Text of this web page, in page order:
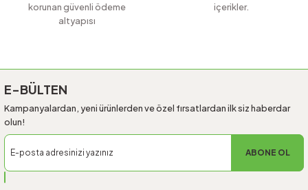
korunan güvenli ödeme
altyapısı
içerikler.
E-BÜLTEN
Kampanyalardan, yeni ürünlerden ve özel fırsatlardan ilk siz haberdar
olun!
ABONE OL